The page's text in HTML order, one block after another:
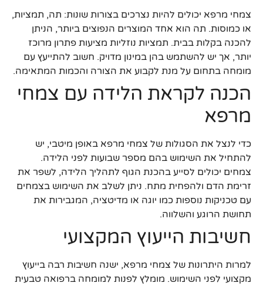
צמחי מרפא יכולים להיות נצרכים בצורות שונות: תה, תמציות,
או כמוסות. תה הוא אחד המוצרים הנפוצים ביותר, הניתן
להכנה בקלות בבית. תמציות נוזליות מציעות פתרון מרוכז
יותר, אך יש להשתמש בהן במינון מדויק. חשוב להתייעץ עם
מומחה בתחום על מנת לקבוע את הצורה והכמות המתאימה.
הכנה לקראת הלידה עם צמחי
מרפא
כדי לנצל את הסגולות של צמחי מרפא באופן מיטבי, יש
להתחיל את השימוש בהם מספר שבועות לפני הלידה.
צמחים יכולים לסייע בהכנת הגוף לתהליך הלידה, לשפר את
זרימת הדם ולהפחית מתח. ניתן לשלב את השימוש בצמחים
עם טכניקות נוספות כמו יוגה או מדיטציה, המגבירות את
תחושת הרוגע והשלווה.
חשיבות הייעוץ המקצועי
למרות היתרונות של צמחי מרפא, ישנה חשיבות רבה בייעוץ
מקצועי לפני השימוש. מומלץ לפנות למומחה ברפואה טבעית